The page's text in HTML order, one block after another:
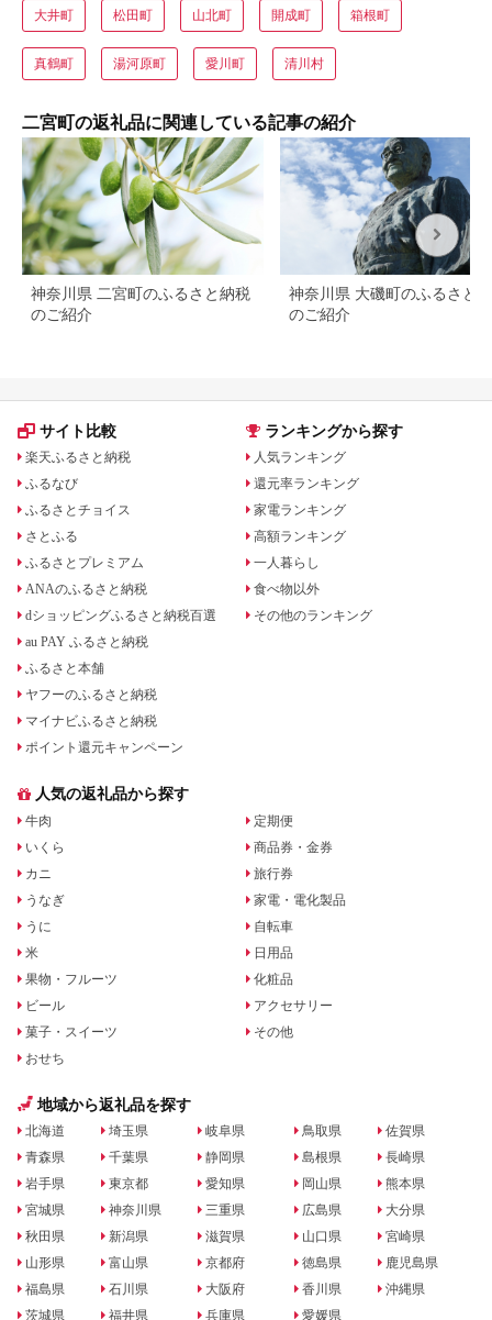
大井町 松田町 山北町 開成町 箱根町
真鶴町 湯河原町 愛川町 清川村
二宮町の返礼品に関連している記事の紹介
神奈川県 二宮町のふるさと納税
のご紹介
神奈川県 大磯町のふるさと
のご紹介
サイト比較
楽天ふるさと納税
ふるなび
ふるさとチョイス
さとふる
ふるさとプレミアム
ANAのふるさと納税
dショッピングふるさと納税百選
au PAY ふるさと納税
ふるさと本舗
ヤフーのふるさと納税
マイナビふるさと納税
ポイント還元キャンペーン
ランキングから探す
人気ランキング
還元率ランキング
家電ランキング
高額ランキング
一人暮らし
食べ物以外
その他のランキング
人気の返礼品から探す
牛肉
いくら
カニ
うなぎ
うに
米
果物・フルーツ
ビール
菓子・スイーツ
おせち
定期便
商品券・金券
旅行券
家電・電化製品
自転車
日用品
化粧品
アクセサリー
その他
地域から返礼品を探す
北海道
青森県
岩手県
宮城県
秋田県
山形県
福島県
茨城県
埼玉県
千葉県
東京都
神奈川県
新潟県
富山県
石川県
福井県
岐阜県
静岡県
愛知県
三重県
滋賀県
京都府
大阪府
兵庫県
鳥取県
島根県
岡山県
広島県
山口県
徳島県
香川県
愛媛県
佐賀県
長崎県
熊本県
大分県
宮崎県
鹿児島県
沖縄県